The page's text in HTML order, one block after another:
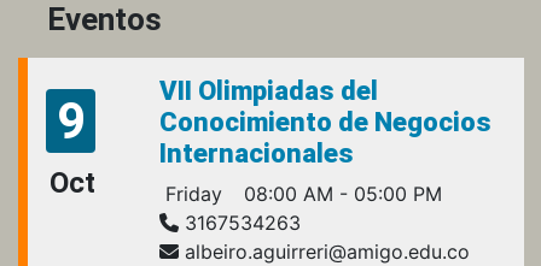
Eventos
9
Oct
VII Olimpiadas del
Conocimiento de Negocios
Internacionales
Friday
08:00 AM - 05:00 PM
3167534263
albeiro.aguirreri@amigo.edu.co